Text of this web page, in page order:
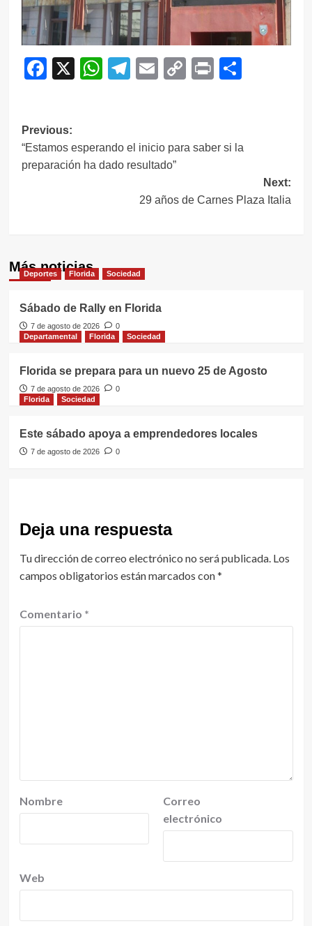
Facebook
X WhatsApp
Telegram
EmailCopy
Print
Navegación
de
entradas
Previous:
“Estamos esperando el inicio para saber si la
preparación ha dado resultado”
Next:
29 años de Carnes Plaza Italia
Más noticias
Deportes Florida Sociedad
Sábado de Rally en Florida
7 de agosto de 2026
0
Departamental
Florida Sociedad
Florida se prepara para un nuevo 25 de Agosto
7 de agosto de 2026
0
Florida
Sociedad
Este sábado apoya a emprendedores locales
7 de agosto de 2026 0
Deja una respuesta
Tu dirección de correo electrónico no será publicada. Los
campos obligatorios están marcados con*
Comentario *
Nombre
Correo
electrónico
Web